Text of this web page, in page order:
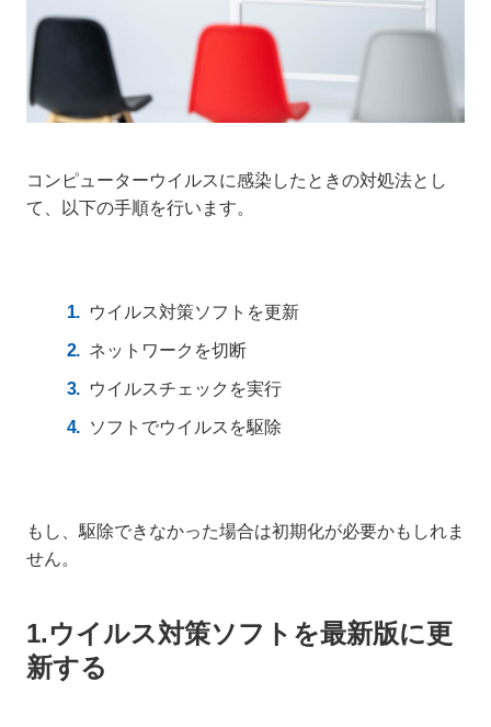
コンピューターウイルスに感染したときの対処法とし
て、以下の手順を行います。
ウイルス対策ソフトを更新
ネットワークを切断
ウイルスチェックを実行
ソフトでウイルスを駆除
もし、駆除できなかった場合は初期化が必要かもしれま
せん。
1.ウイルス対策ソフトを最新版に更
新する